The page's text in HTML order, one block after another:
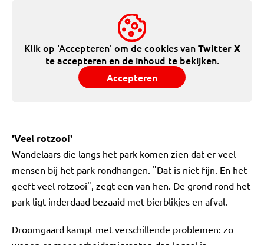
Klik op 'Accepteren' om de cookies vanTwitter X
te accepteren en de inhoud te bekijken.
Accepteren
'Veel rotzooi'
Wandelaars die langs het park komen zien dat er veel
mensen bij het park rondhangen. "Dat is niet fijn. En het
geeft veel rotzooi", zegt een van hen. De grond rond het
park ligt inderdaad bezaaid met bierblikjes en afval.
Droomgaard kampt met verschillende problemen: zo